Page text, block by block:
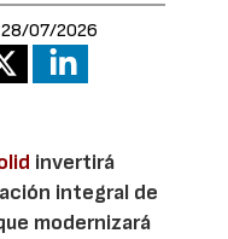
28/07/2026
invertirá
integral de
modernizará